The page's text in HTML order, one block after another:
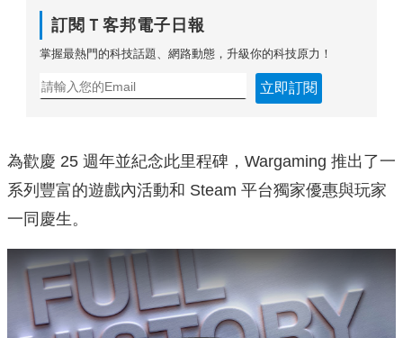
訂閱Ｔ客邦電子日報
掌握最熱門的科技話題、網路動態，升級你的科技原力！
立即訂閱
為歡慶 25 週年並紀念此里程碑，Wargaming 推出了一
系列豐富的遊戲內活動和 Steam 平台獨家優惠與玩家
一同慶生。